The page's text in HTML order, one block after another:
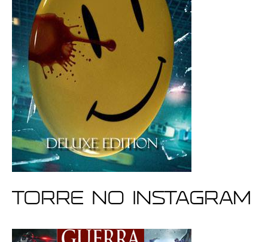
Torre no Instagram